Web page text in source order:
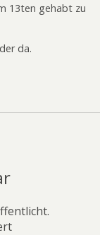
13ten gehabt zu
da.